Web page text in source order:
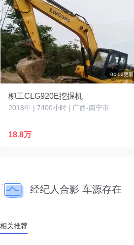
04-02更新
柳工CLG920E挖掘机
2018年 | 7400小时 | 广西-南宁市
18.8万
经纪人合影 车源存在
相关推荐